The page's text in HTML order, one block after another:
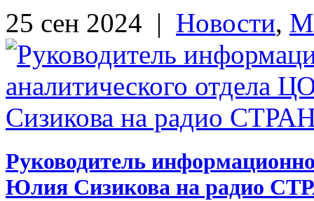
25 сен 2024 | Новости,
Руководитель
Юлия Сизикова на радио